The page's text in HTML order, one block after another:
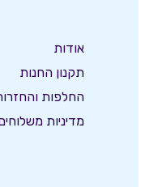
אודות
תקנון החנות
החלפות
מדיניות